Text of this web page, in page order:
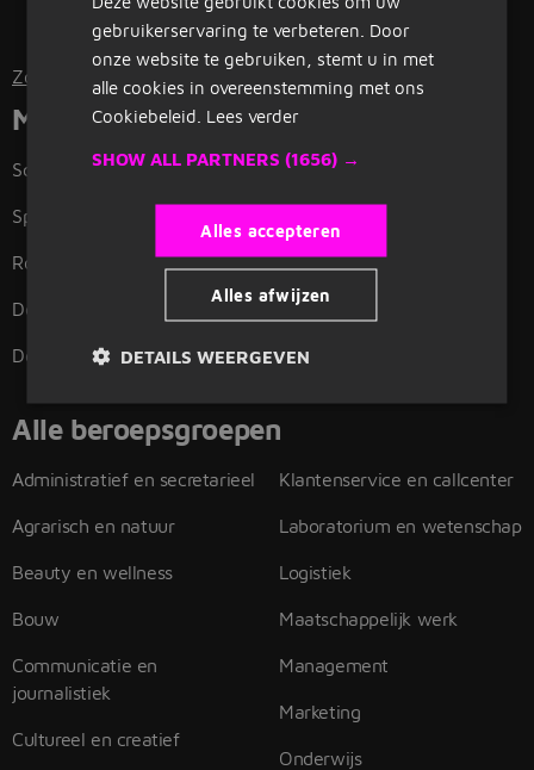
Zoeken per functie
Makelaar vacatures in
Schiedam
Spijkenisse
Rotterdam
Delft
Den Haag
Zoetermeer
Leiden
Roosendaal
Breda
Alle beroepsgroepen
Administratief en secretarieel
Agrarisch en natuur
Beauty en wellness
Bouw
Communicatie en
journalistiek
Cultureel en creatief
Klantenservice en callcenter
Laboratorium en wetenschap
Logistiek
Maatschappelijk werk
Management
Marketing
Onderwijs
gebruikerservaring te verbeteren. Door
onze website te gebruiken, stemt u in met
alle cookies in overeenstemming met ons
Cookiebeleid. Lees verder
SHOW ALL PARTNERS (1656) →
Alles accepteren
Alles afwijzen
DETAILS WEERGEVEN